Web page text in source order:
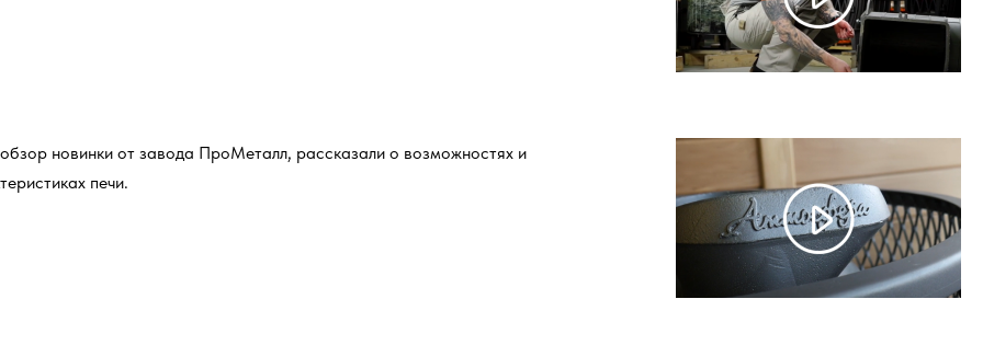
новинки от завода ПроМеталл, рассказали о возможностях и
печи.